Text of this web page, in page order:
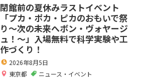
閉館前の夏休みラストイベント
「プカ・ポカ・ピカのおもいで祭
り～次の未来へボン・ヴォヤージ
ュ！～」入場無料で科学実験や工
作づくり！
2026年8月5日
東京都
ニュース・イベント